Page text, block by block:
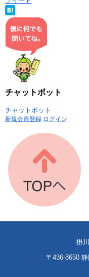
チャットボット
チャットボット
新規会員登録 ログイン
掛
〒436-8650